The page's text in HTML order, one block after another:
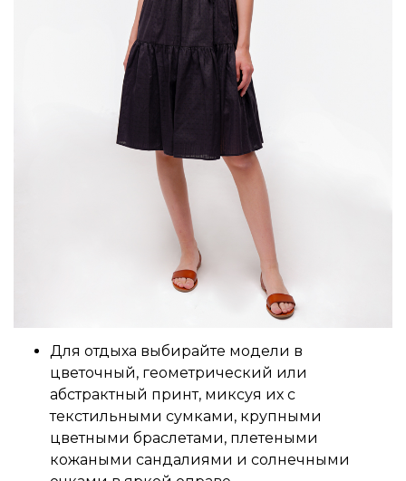
Для отдыха выбирайте модели в
цветочный, геометрический или
абстрактный принт, миксуя их с
текстильными сумками, крупными
цветными браслетами, плетеными
кожаными сандалиями и солнечными